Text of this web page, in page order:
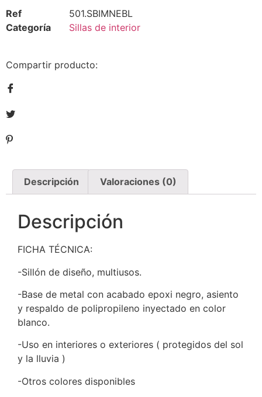
Ref
501.SBIMNEBL
Categoría
Sillas de interior
Compartir producto:
Descripción Valoraciones (0)
Descripción
FICHA TÉCNICA:
-Sillón de diseño, multiusos.
-Base de metal con acabado epoxi negro, asiento
y respaldo de polipropileno inyectado en color
blanco.
-Uso en interiores o exteriores ( protegidos del sol
y la lluvia )
-Otros colores disponibles